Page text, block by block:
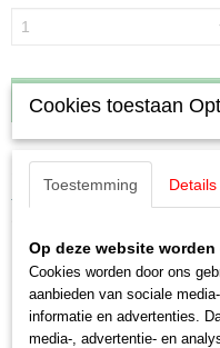
IN WINKELWAGEN
Specificaties
Productcode leverancier
Schaal
Staat
Nieuw
Märklin
pantograaf
Cookies toestaan
Toestemming Details
Op deze website
Cookies worden door ons
aanbieden van sociale
informatie en advertenties.
media-, advertentie- en